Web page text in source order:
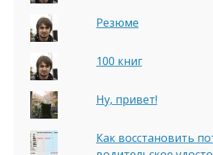
Резюме
100 книг
Ну, привет!
Как восстановить